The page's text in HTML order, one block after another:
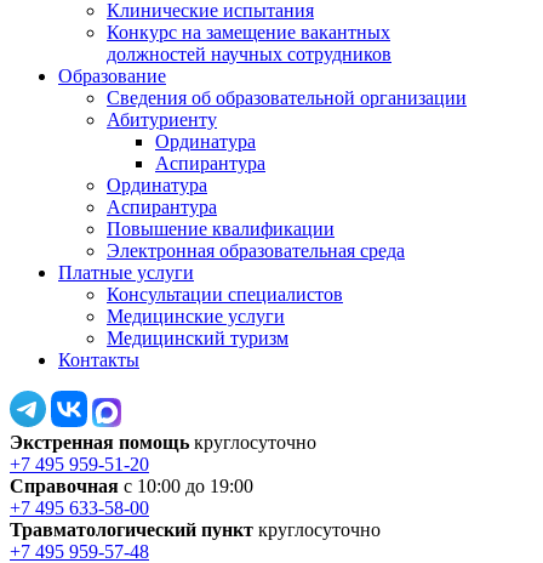
Клинические испытания
Конкурс на замещение вакантных
должностей научных сотрудников
Образование
Сведения об образовательной организации
Абитуриенту
Ординатура
Аспирантура
Ординатура
Аспирантура
Повышение квалификации
Электронная образовательная среда
Платные услуги
Консультации специалистов
Медицинские услуги
Медицинский туризм
Контакты
Экстренная помощь круглосуточно
+7 495 959-51-20
Справочная с 10:00 до 19:00
+7 495 633-58-00
Травматологический пункт круглосуточно
+7 495 959-57-48